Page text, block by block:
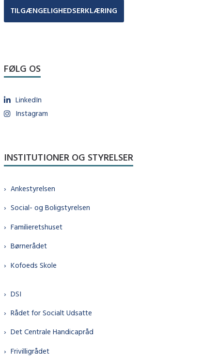
TILGÆNGELIGHEDSERKLÆRING
FØLG OS
LinkedIn
Instagram
INSTITUTIONER OG STYRELSER
Ankestyrelsen
Social- og Boligstyrelsen
Familieretshuset
Børnerådet
Kofoeds Skole
DSI
Rådet for Socialt Udsatte
Det Centrale Handicapråd
Frivilligrådet